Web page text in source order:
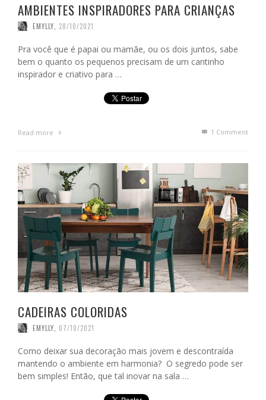
AMBIENTES INSPIRADORES PARA CRIANÇAS
EMYLLY 28/10/2021
Pra você que é papai ou mamãe, ou os dois juntos, sabe
bem o quanto os pequenos precisam de um cantinho
inspirador e criativo para …
Read more 1 Comment
CADEIRAS COLORIDAS
EMYLLY 07/10/2021
Como deixar sua decoração mais jovem e descontraída
mantendo o ambiente em harmonia? O segredo pode ser
bem simples! Então, que tal inovar na sala …